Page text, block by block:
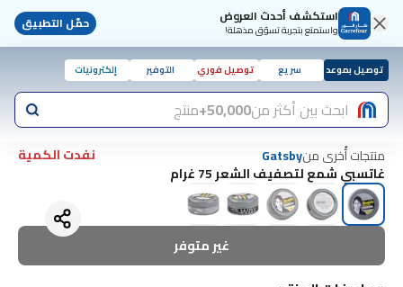
استكشف أحدث العروض
واستمتع بتجربة تسوّق مذهلة! حمّل التطبيق
توصيل بموعد سريع توصيل فوري التوفير إلكترونيات
ابحث بين أكثر من50,000+ منتج
منتجات أُخرى منGatsby
نفدت الكمية
غاتسبي شمع لتصفيف الشعر 75 غرام
غير متوفر